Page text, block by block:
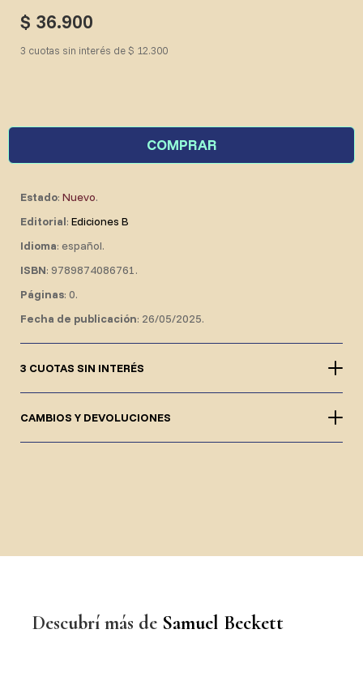
$ 36.900
3 cuotas sin interés de $ 12.300
COMPRAR
Estado: Nuevo.
Editorial: Ediciones B
Idioma: español.
ISBN: 9789874086761.
Páginas: 0.
Fecha de publicación: 26/05/2025.
3 CUOTAS SIN INTERÉS
CAMBIOS Y DEVOLUCIONES
Descubrí más de Samuel Beckett